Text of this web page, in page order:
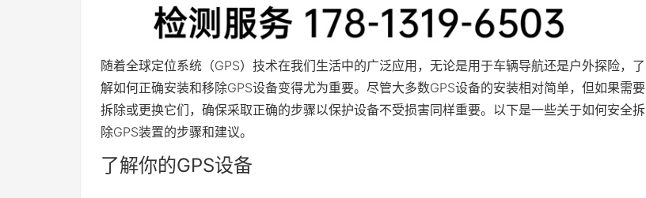
随着全球定位系统（GPS）技术在我们生活中的广泛应用，无论是用于车辆导航还是户外探险，了
解如何正确安装和移除GPS设备变得尤为重要。尽管大多数GPS设备的安装相对简单，但如果需要
拆除或更换它们，确保采取正确的步骤以保护设备不受损害同样重要。以下是一些关于如何安全拆
除GPS装置的步骤和建议。
了解你的GPS设备